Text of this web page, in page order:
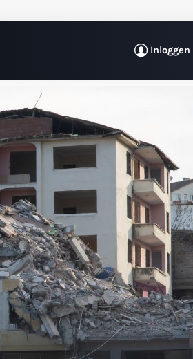
Inloggen